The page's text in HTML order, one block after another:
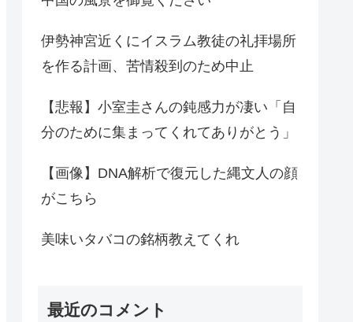
伊勢神宮近くにイスラム教徒の礼拝場所
を作る計画、苦情殺到のため中止
【悲報】小室圭さんの鈍感力が凄い「自
分のために集まってくれてありがとう」
【画像】DNA解析で復元した縄文人の顔
がこちら
美味いタバコの銘柄教えてくれ
最近のコメント